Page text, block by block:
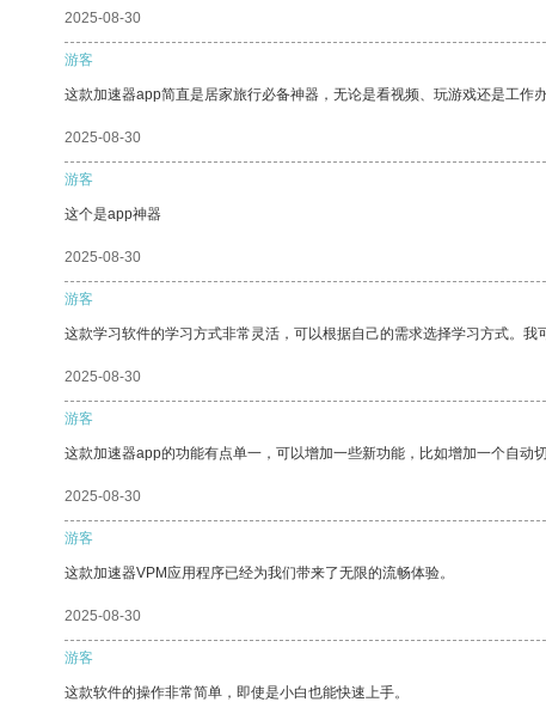
2025-08-30
游客
这款加速器app简直是居家旅行必备神器，无论是看视频、玩游戏还是工作
2025-08-30
游客
这个是app神器
2025-08-30
游客
这款学习软件的学习方式非常灵活，可以根据自己的需求选择学习方式。我
2025-08-30
游客
这款加速器app的功能有点单一，可以增加一些新功能，比如增加一个自动切
2025-08-30
游客
这款加速器VPM应用程序已经为我们带来了无限的流畅体验。
2025-08-30
游客
这款软件的操作非常简单，即使是小白也能快速上手。